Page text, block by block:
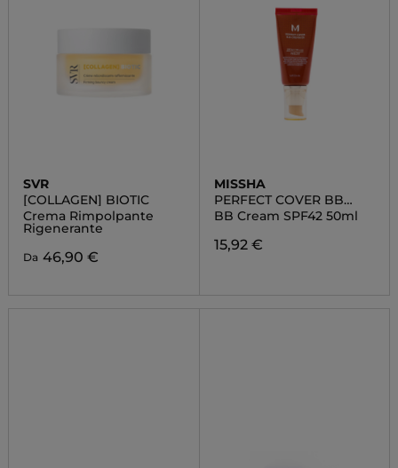
SVR
[COLLAGEN] BIOTIC
Crema Rimpolpante
Rigenerante
Da 46,90 €
MISSHA
PERFECT COVER BB
CREAM
BB Cream SPF42 50ml
15,92 €